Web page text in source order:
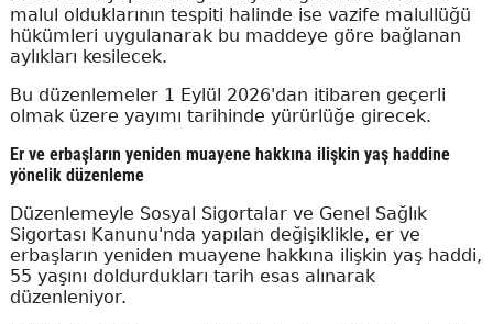
malul olduklarının tespiti halinde ise vazife malullüğü
hükümleri uygulanarak bu maddeye göre bağlanan
aylıkları kesilecek.
Bu düzenlemeler 1 Eylül 2026'dan itibaren geçerli
olmak üzere yayımı tarihinde yürürlüğe girecek.
Er ve erbaşların yeniden muayene hakkına ilişkin yaş haddine
yönelik düzenleme
Düzenlemeyle Sosyal Sigortalar ve Genel Sağlık
Sigortası Kanunu'nda yapılan değişiklikle, er ve
erbaşların yeniden muayene hakkına ilişkin yaş haddi,
55 yaşını doldurdukları tarih esas alınarak
düzenleniyor.